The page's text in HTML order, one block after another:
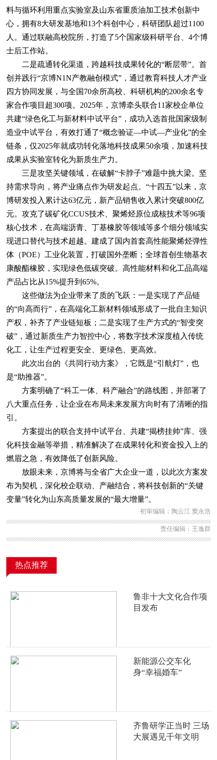
料与循环利用重点实验室及山东省重质油加工技术创新中
心，拥有8大研发基地和13个科创中心，科研团队超过1100
人。通过联融高校院所，打造了5个国家级科研平台、4个博
士后工作站。
二是疏通转化渠道，跨越科技成果转化的“断层带”。首
创并践行“京博N1N产教融创模式”，通过教育科技人才产业
四方协同发展，与全国70余所高校、科研机构的200余名专
家合作项目超300项。2025年，京博牵头联合11家校企单位
共建“绿色化工与新材料中试平台”，成功入选首批国家级制
造业中试平台，有效打通了“概念验证—中试—产业化”的全
链条，仅2025年就成功转化落地科技成果50余项，加速科技
成果从实验室转化为新质生产力。
三是攻坚关键领域，在破解“卡脖子”难题中挑大梁。坚
持需求导向，将产业痛点作为研发起点。“十四五”以来，京
博研发投入累计达63亿元，新产品销售收入累计突破800亿
元。攻克了碳矿化CCUS技术、聚烯烃原位成核技术等96项
核心技术，在高端沥青、丁基橡胶等领域等多个细分领域实
现进口替代与技术超越。建成了国内首套高性能聚烯烃弹性
体（POE）工业化装置，打破国外垄断；全球首创生物基衣
康酸酯橡胶，实现绿色低碳突破。高性能材料和化工品高端
产品占比从15%提升到65%。
这些做法为企业带来了质的飞跃：一是实现了产品链
的“向高而行”，在高端化工新材料领域形成了一批自主知识
产权，补齐了产业链短板；二是实现了生产方式的“智变突
破”，通过新质生产力智控中心，将数字技术深度植入传统
化工，让生产过程更安全、更绿色、更高效。
此次出台的《共同行动方案》，它既是“引航灯”，也
是“助推器”。
方案明确了“科工一体、科产融合”的路线图，并部署了
八大重点任务，让企业在布局未来发展方向时有了清晰的指
引。
方案提出的联合支持中试平台、共建“揭榜挂帅”库、强
化科技金融等举措，精准解决了在成果转化和资金投入上的
燃眉之急，有效降低了创新风险。
放眼未来，京博将与全省广大企业一道，以此次方案发
布为契机，深化校企联动、产融结合，将科技创新的“关键
变量”转化为山东高质量发展的“最大增量”。
初审编辑：陶云江 窦永浩
责任编辑：王逸群
热点推荐
鲁非十大文化合作项
目发布
新能源公交车化
身“幸福婚车”
齐鲁研学正当时 三场
大展遇见千年文明